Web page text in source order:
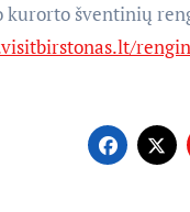
kurorto šventinių